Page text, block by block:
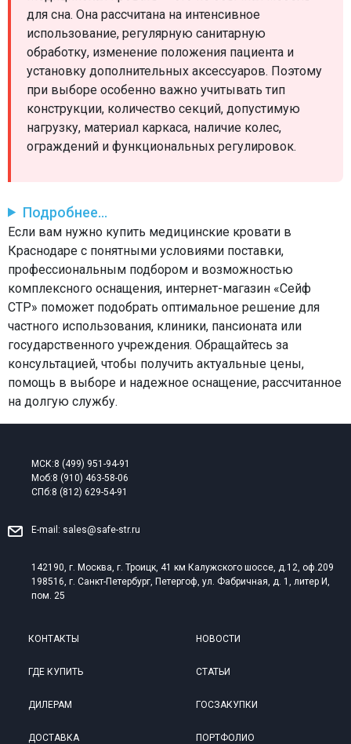
для сна. Она рассчитана на интенсивное
использование, регулярную санитарную
обработку, изменение положения пациента и
установку дополнительных аксессуаров. Поэтому
при выборе особенно важно учитывать тип
конструкции, количество секций, допустимую
нагрузку, материал каркаса, наличие колес,
ограждений и функциональных регулировок.
Подробнее...
Если вам нужно купить медицинские кровати в
Краснодаре с понятными условиями поставки,
профессиональным подбором и возможностью
комплексного оснащения, интернет-магазин «Сейф
СТР» поможет подобрать оптимальное решение для
частного использования, клиники, пансионата или
государственного учреждения. Обращайтесь за
консультацией, чтобы получить актуальные цены,
помощь в выборе и надежное оснащение, рассчитанное
на долгую службу.
МСК:8 (499) 951-94-91
Моб:8 (910) 463-58-06
СПб:8 (812) 629-54-91
E-mail: sales@safe-str.ru
142190, г. Москва, г. Троицк, 41 км Калужского шоссе, д.12, оф.209
198516, г. Санкт-Петербург, Петергоф, ул. Фабричная, д. 1, литер И,
пом. 25
КОНТАКТЫ
ГДЕ КУПИТЬ
ДИЛЕРАМ
ДОСТАВКА
НОВОСТИ
СТАТЬИ
ГОСЗАКУПКИ
ПОРТФОЛИО